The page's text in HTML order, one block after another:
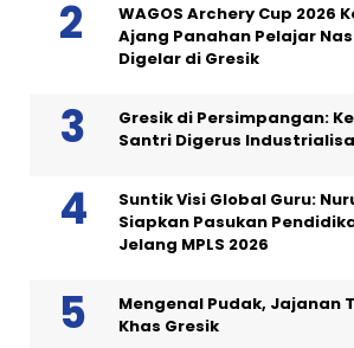
WAGOS Archery Cup 2026
Ajang Panahan Pelajar
Digelar di Gresik
Gresik di Persimpangan:
Santri Digerus
Suntik Visi Global Guru:
Siapkan Pasukan
Jelang MPLS 2026
Mengenal Pudak, Jajanan
Khas Gresik